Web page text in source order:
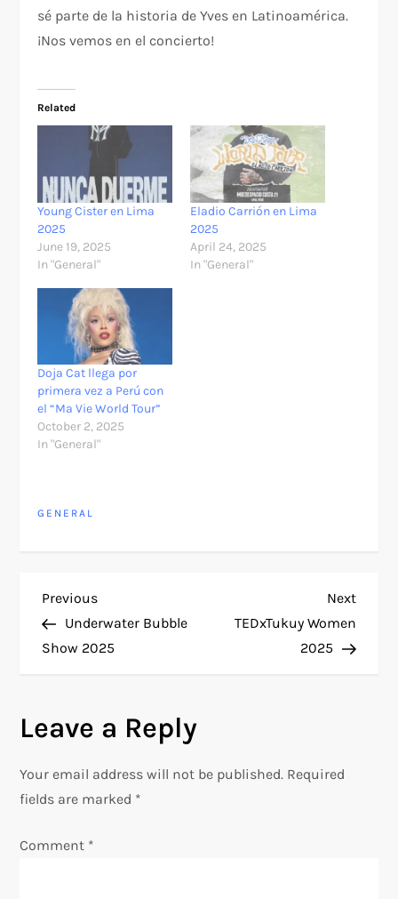
sé parte de la historia de Yves en Latinoamérica.
¡Nos vemos en el concierto!
Related
Young Cister en Lima
2025
June 19, 2025
In "General"
Eladio Carrión en Lima
2025
April 24, 2025
In "General"
Doja Cat llega por
primera vez a Perú con
el “Ma Vie World Tour”
October 2, 2025
In "General"
GENERAL
P
o
t
n
a
v
Previous
Post
Previous
Underwater Bubble
Show 2025
Next
Post
Next
TEDxTukuy Women
2025
Leave a Reply
Your email address will not be published. Required
fields are marked *
Comment *